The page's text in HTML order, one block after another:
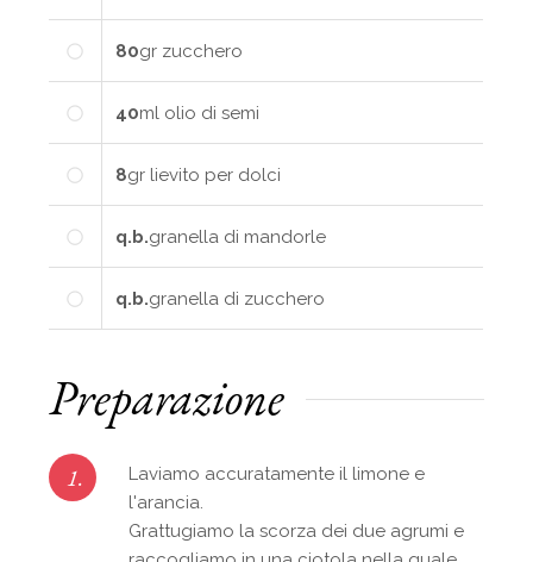
80gr zucchero
40ml olio di semi
8gr lievito per dolci
q.b.granella di mandorle
q.b.granella di zucchero
Preparazione
1.
Laviamo accuratamente il limone e
l'arancia.
Grattugiamo la scorza dei due agrumi e